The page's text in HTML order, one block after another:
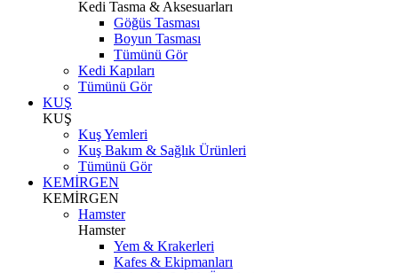
Kedi Tasma & Aksesuarları
Göğüs Tasması
Boyun Tasması
Tümünü Gör
Kedi Kapıları
Tümünü Gör
KUŞ
KUŞ
Kuş Yemleri
Kuş Bakım & Sağlık Ürünleri
Tümünü Gör
KEMİRGEN
KEMİRGEN
Hamster
Hamster
Yem & Krakerleri
Kafes & Ekipmanları